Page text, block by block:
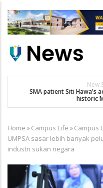
main
Main
New
SMA patient Siti Hawa's
historic
Breadcrumb
Home »Campus Life »Campus
UMPSA sasar lebih banyak
industri sukan negara